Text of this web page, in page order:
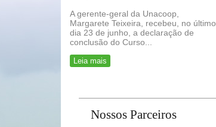
A gerente-geral da Unacoop,
Margarete Teixeira, recebeu, no último
dia 23 de junho, a declaração de
conclusão do Curso...
Leia mais
Nossos Parceiros